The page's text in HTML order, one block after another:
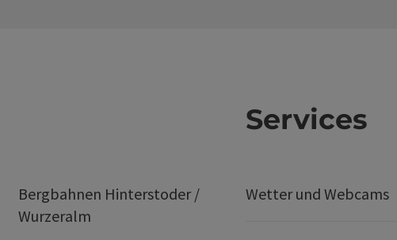
Bergbahnen Hinterstoder /
Wurzeralm
Services
Wetter und Webcams